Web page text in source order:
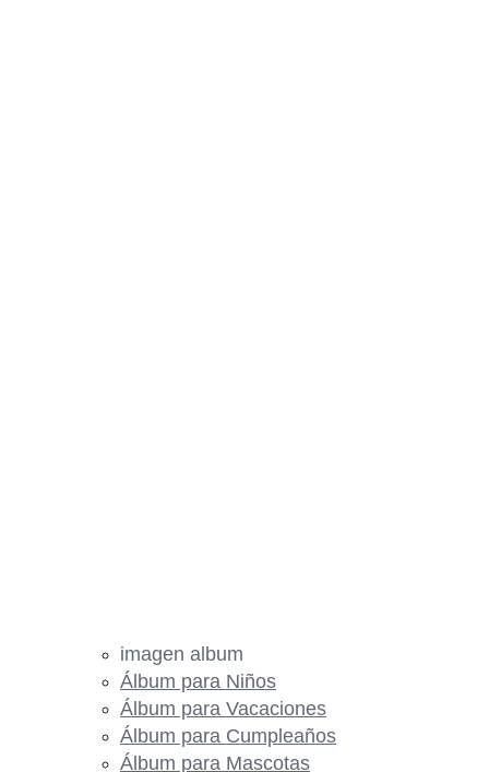
imagen album
Álbum para Niños
Álbum para Vacaciones
Álbum para Cumpleaños
Álbum para Mascotas